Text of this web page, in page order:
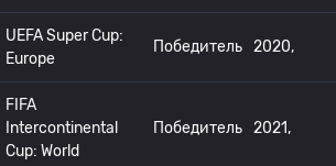
UEFA Super Cup:
Europe
Победитель 2020,
FIFA
Intercontinental
Cup: World
Победитель 2021,